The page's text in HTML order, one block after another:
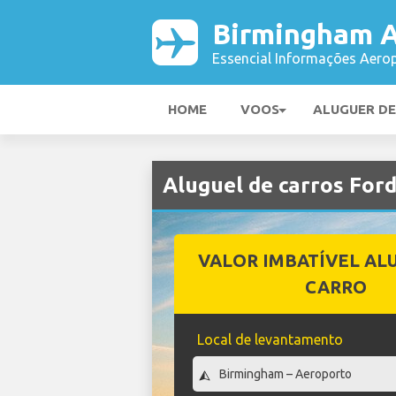
Birmingham
Essencial Informações
HOME VOOS ALUGUER
Aluguel de carros
VALOR IMBATÍVEL
CARRO
Local de levantamento